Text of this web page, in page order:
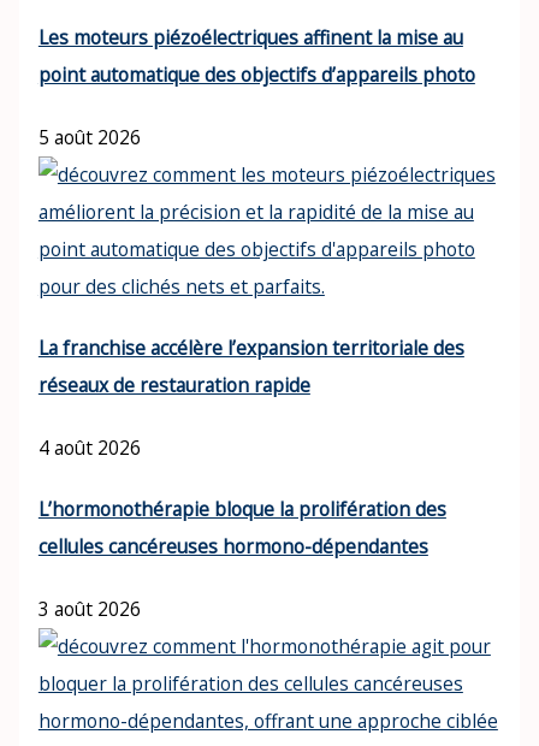
Les moteurs piézoélectriques affinent la mise au
point automatique des objectifs d’appareils photo
5 août 2026
La franchise accélère l’expansion territoriale des
réseaux de restauration rapide
4 août 2026
L’hormonothérapie bloque la prolifération des
cellules cancéreuses hormono-dépendantes
3 août 2026